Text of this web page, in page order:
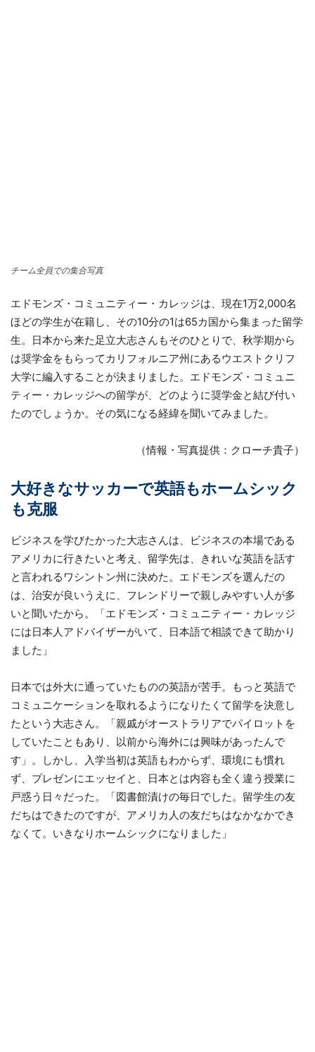
チーム全員での集合写真
エドモンズ・コミュニティー・カレッジは、現在1万2,000名
ほどの学生が在籍し、その10分の1は65カ国から集まった留学
生。日本から来た足立大志さんもそのひとりで、秋学期から
は奨学金をもらってカリフォルニア州にあるウエストクリフ
大学に編入することが決まりました。エドモンズ・コミュニ
ティー・カレッジへの留学が、どのように奨学金と結び付い
たのでしょうか。その気になる経緯を聞いてみました。
（情報・写真提供：クローチ貴子）
大好きなサッカーで英語もホームシック
も克服
ビジネスを学びたかった大志さんは、ビジネスの本場である
アメリカに行きたいと考え、留学先は、きれいな英語を話す
と言われるワシントン州に決めた。エドモンズを選んだの
は、治安が良いうえに、フレンドリーで親しみやすい人が多
いと聞いたから。「エドモンズ・コミュニティー・カレッジ
には日本人アドバイザーがいて、日本語で相談できて助かり
ました」
日本では外大に通っていたものの英語が苦手。もっと英語で
コミュニケーションを取れるようになりたくて留学を決意し
たという大志さん。「親戚がオーストラリアでパイロットを
していたこともあり、以前から海外には興味があったんで
す」。しかし、入学当初は英語もわからず、環境にも慣れ
ず、プレゼンにエッセイと、日本とは内容も全く違う授業に
戸惑う日々だった。「図書館漬けの毎日でした。留学生の友
だちはできたのですが、アメリカ人の友だちはなかなかでき
なくて。いきなりホームシックになりました」